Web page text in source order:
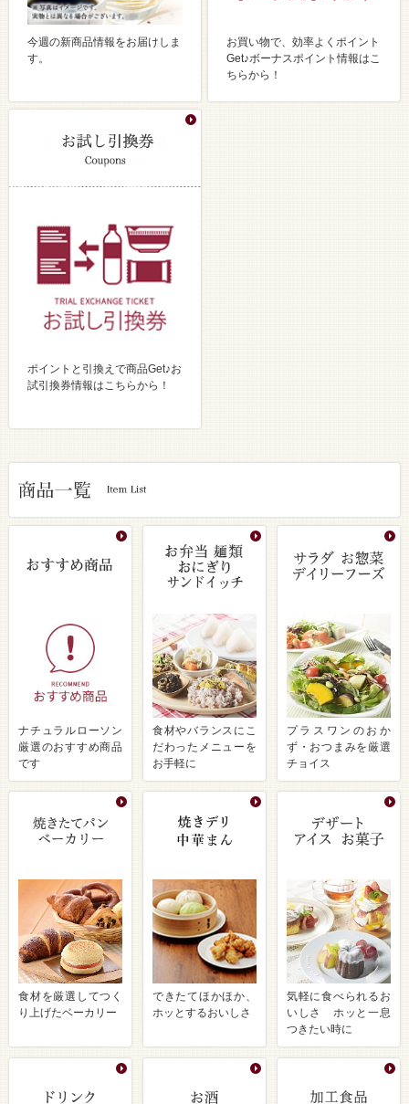
今週の新商品情報をお届けしま
す。
お買い物で、効率よくポイント
Get♪ボーナスポイント情報はこ
ちらから！
ポイントと引換えで商品Get♪お
試引換券情報はこちらから！
ナチュラルローソン
厳選のおすすめ商品
です
食材やバランスにこ
だわったメニューを
お手軽に
プラスワンのおか
ず・おつまみを厳選
チョイス
食材を厳選してつく
り上げたベーカリー
できたてほかほか、
ホッとするおいしさ
気軽に食べられるお
いしさ ホッと一息
つきたい時に